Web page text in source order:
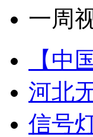
一周
【中
河北
信号